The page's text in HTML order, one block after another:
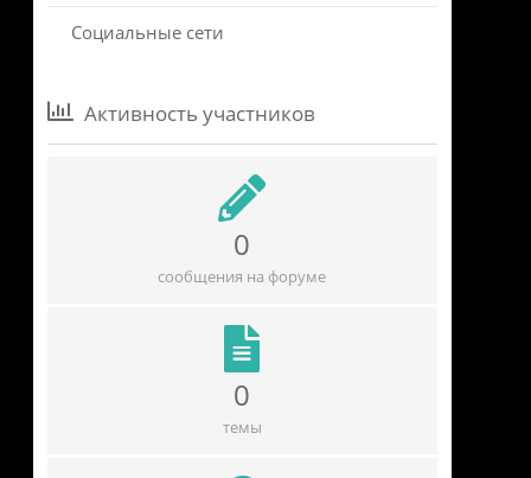
Социальные сети
Активность участников
0
сообщения на форуме
0
темы